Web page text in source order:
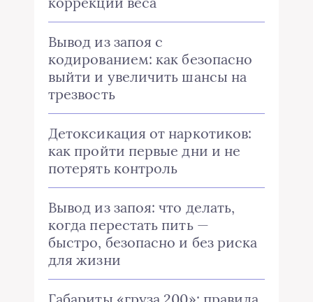
Вывод из запоя с
кодированием: как безопасно
выйти и увеличить шансы на
трезвость
Детоксикация от наркотиков:
как пройти первые дни и не
потерять контроль
Вывод из запоя: что делать,
когда перестать пить —
быстро, безопасно и без риска
для жизни